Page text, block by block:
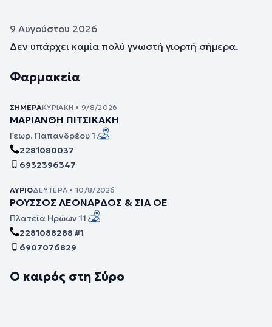
9 Αυγούστου 2026
Δεν υπάρχει καμία πολύ γνωστή γιορτή σήμερα.
Φαρμακεία
ΣΉΜΕΡΑΚΥΡΙΑΚΉ • 9/8/2026
ΜΑΡΙΑΝΘΗ ΠΙΤΣΙΚΑΚΗ
Γεωρ. Παπανδρέου 1
2281080037
6932396347
ΑΎΡΙΟΔΕΥΤΈΡΑ • 10/8/2026
ΡΟΥΣΣΟΣ ΛΕΟΝΑΡΔΟΣ & ΣΙΑ ΟΕ
Πλατεία Ηρώων 11
2281088288 #1
6907076829
Ο καιρός στη Σύρο